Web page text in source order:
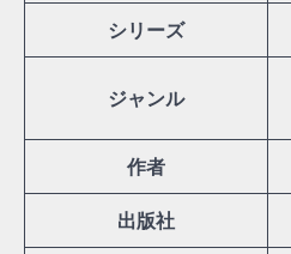
シリーズ
ジャンル
作者
出版社